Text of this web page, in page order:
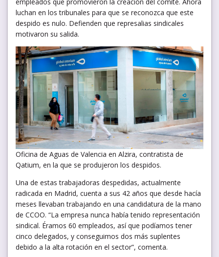
luchan en los tribunales para que se reconozca que este
despido es nulo. Defienden que represalias sindicales
motivaron su salida.
Oficina de Aguas de Valencia en Alzira, contratista de
Qatium, en la que se produjeron los despidos.
Una de estas trabajadoras despedidas, actualmente
radicada en Madrid, cuenta a sus 42 años que desde hacía
meses llevaban trabajando en una candidatura de la mano
de CCOO. “La empresa nunca había tenido representación
sindical. Éramos 60 empleados, así que podíamos tener
cinco delegados, y conseguimos dos más suplentes
debido a la alta rotación en el sector”, comenta.